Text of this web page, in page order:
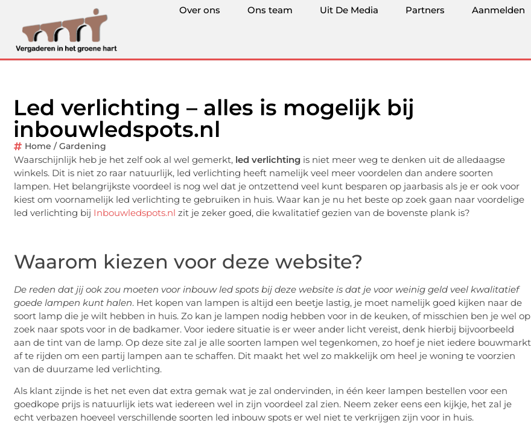
Over ons Ons team Uit De Media Partners Aanmelden
Led verlichting – alles is mogelijk bij
inbouwledspots.nl
Home / Gardening
Waarschijnlijk heb je het zelf ook al wel gemerkt, led verlichting is niet meer weg te denken uit de alledaagse
winkels. Dit is niet zo raar natuurlijk, led verlichting heeft namelijk veel meer voordelen dan andere soorten
lampen. Het belangrijkste voordeel is nog wel dat je ontzettend veel kunt besparen op jaarbasis als je er ook voor
kiest om voornamelijk led verlichting te gebruiken in huis. Waar kan je nu het beste op zoek gaan naar voordelige
led verlichting bij Inbouwledspots.nl zit je zeker goed, die kwalitatief gezien van de bovenste plank is?
Waarom kiezen voor deze website?
De reden dat jij ook zou moeten voor inbouw led spots bij deze website is dat je voor weinig geld veel kwalitatief
goede lampen kunt halen. Het kopen van lampen is altijd een beetje lastig, je moet namelijk goed kijken naar de
soort lamp die je wilt hebben in huis. Zo kan je lampen nodig hebben voor in de keuken, of misschien ben je wel op
zoek naar spots voor in de badkamer. Voor iedere situatie is er weer ander licht vereist, denk hierbij bijvoorbeeld
aan de tint van de lamp. Op deze site zal je alle soorten lampen wel tegenkomen, zo hoef je niet iedere bouwmarkt
af te rijden om een partij lampen aan te schaffen. Dit maakt het wel zo makkelijk om heel je woning te voorzien
van de duurzame led verlichting.
Als klant zijnde is het net even dat extra gemak wat je zal ondervinden, in één keer lampen bestellen voor een
goedkope prijs is natuurlijk iets wat iedereen wel in zijn voordeel zal zien. Neem zeker eens een kijkje, het zal je
echt verbazen hoeveel verschillende soorten led inbouw spots er wel niet te verkrijgen zijn voor in huis.